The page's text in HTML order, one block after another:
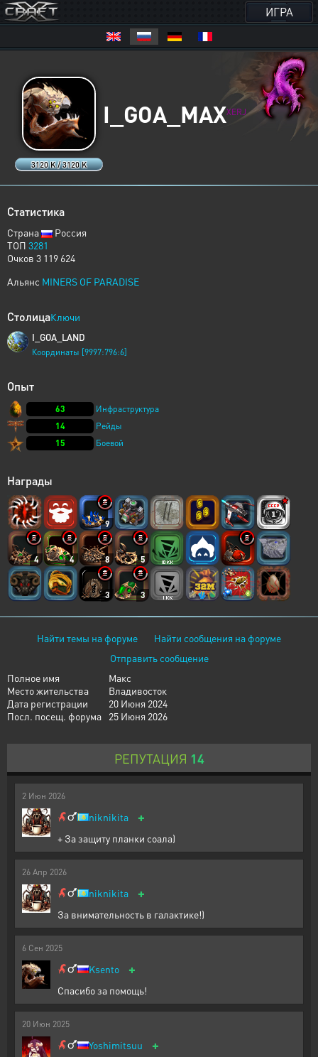
ИГРА
3120 K / 3120 K
I_GOA_MAXXERJ
Статистика
Страна
Россия
ТОП 3281
Очков 3 119 624
Альянс MINERS OF PARADISE
СтолицаКлючи
I_GOA_LAND
Координаты [9997:796:6]
Опыт
63
Инфраструктура
14
Рейды
15
Боевой
Награды
9
4 4 8 5
3 3
Найти темы на форуме
Найти сообщения на форуме
Отправить сообщение
Полное имя
Макс
Место жительства
Владивосток
Дата регистрации
20 Июня 2024
Посл. посещ. форума
25 Июня 2026
РЕПУТАЦИЯ 14
2 Июн 2026
niknikita +
+ За защиту планки соала)
26 Апр 2026
niknikita +
За внимательность в галактике!)
6 Сен 2025
Ksento +
Спасибо за помощь!
20 Июн 2025
Yoshimitsuu +